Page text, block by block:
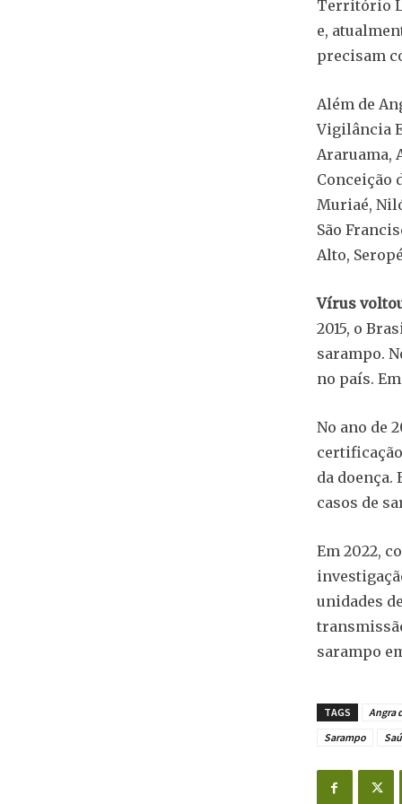
Território
e,
precisam
Além de
Vigilância
Araruama,
Conceição
Muriaé,
São
Alto,
Vírus
2015, o
sarampo.
no país.
No ano de
da doença.
casos de
Em 2022,
unidades
sarampo
TAGS
Angra
Sarampo